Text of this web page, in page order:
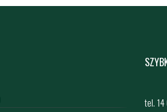
tel. 14